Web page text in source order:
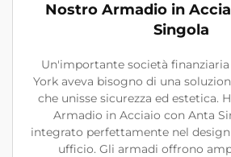
Nostro Armadio in
Singola
Un'importante società finanziaria
York aveva bisogno di una
che unisse sicurezza ed estetica.
Armadio in Acciaio con Anta
integrato perfettamente nel
ufficio. Gli armadi offrono